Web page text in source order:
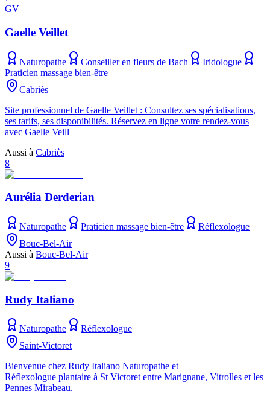
GV
Gaelle Veillet
Naturopathe Conseiller en fleurs de Bach
Iridologue
Praticien massage bien-être
Cabriès
Site professionnel de Gaelle Veillet : Consultez ses spécialisations,
ses tarifs, ses disponibilités. Réservez en ligne votre rendez-vous
avec Gaelle Veill
Aussi à Cabriès
8
Aurélia Derderian
Naturopathe Praticien massage bien-être
Réflexologue
Bouc-Bel-Air
Aussi à Bouc-Bel-Air
9
Rudy Italiano
Naturopathe
Réflexologue
Saint-Victoret
Bienvenue chez Rudy Italiano Naturopathe et
Réflexologue plantaire à St Victoret entre Marignane, Vitrolles et les
Pennes Mirabeau.